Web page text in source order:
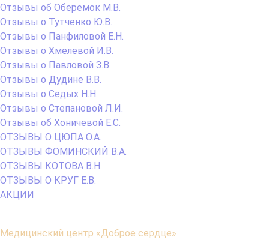
Отзывы об Оберемок М.В.
Отзывы о Тутченко Ю.В.
Отзывы о Панфиловой Е.Н.
Отзывы о Хмелевой И.В.
Отзывы о Павловой З.В.
Отзывы о Дудине В.В.
Отзывы о Седых Н.Н.
Отзывы о Степановой Л.И.
Отзывы об Хоничевой Е.С.
ОТЗЫВЫ О ЦЮПА О.А.
ОТЗЫВЫ ФОМИНСКИЙ В.А.
ОТЗЫВЫ КОТОВА В.Н.
ОТЗЫВЫ О КРУГ Е.В.
АКЦИИ
Содержимое
Медицинский центр «Доброе сердце»